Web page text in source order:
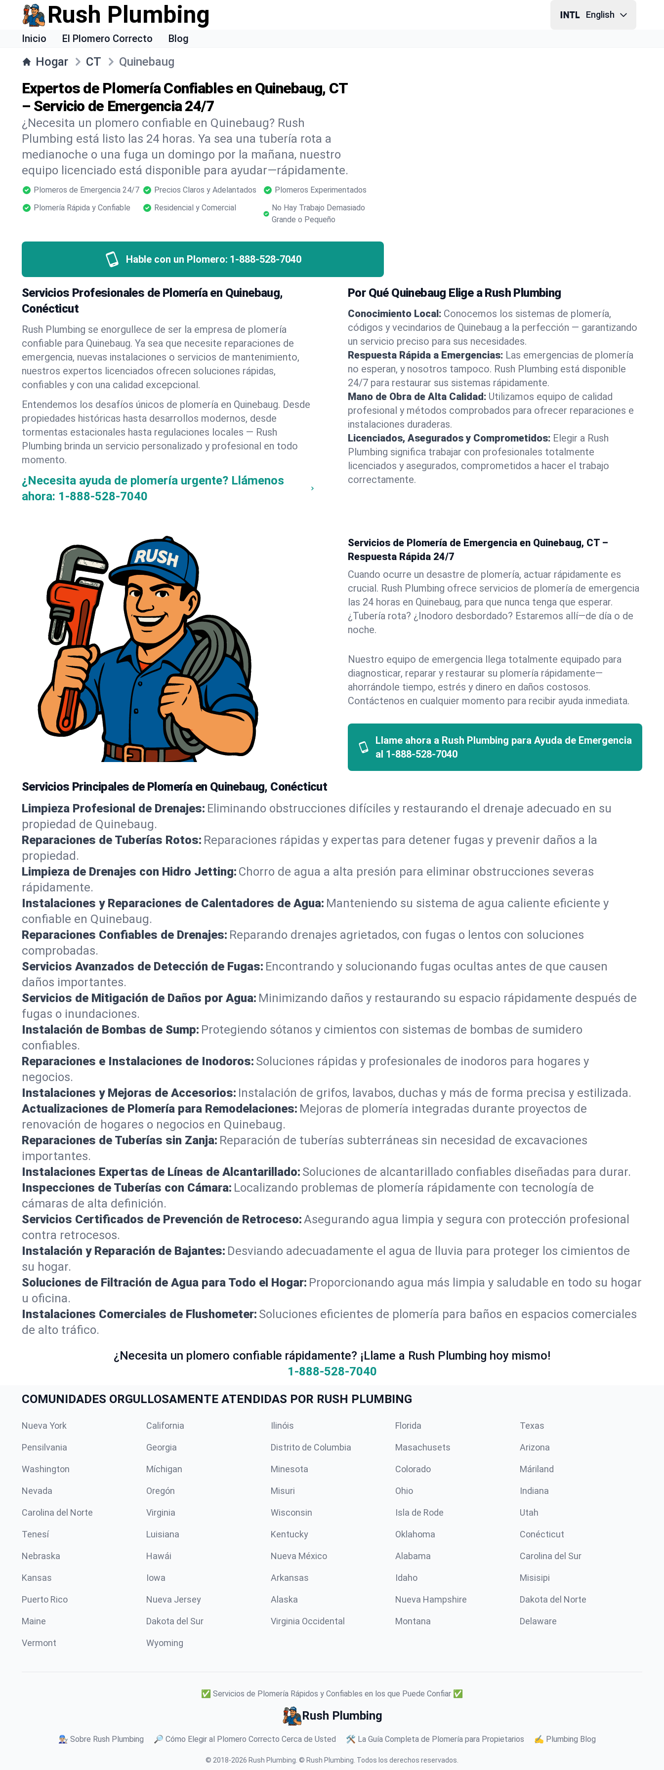
Rush Plumbing English
Inicio El Plomero Correcto Blog
Hogar CT Quinebaug
Expertos de Plomería Confiables en Quinebaug, CT
– Servicio de Emergencia 24/7
¿Necesita un plomero confiable en Quinebaug? Rush
Plumbing está listo las 24 horas. Ya sea una tubería rota a
medianoche o una fuga un domingo por la mañana, nuestro
equipo licenciado está disponible para ayudar—rápidamente.
Plomeros de Emergencia 24/7 Precios Claros y Adelantados
Plomeros Experimentados
Plomería Rápida y Confiable
Residencial y Comercial
No Hay Trabajo Demasiado
Grande o Pequeño
Hable con un Plomero: 1-888-528-7040
Servicios Profesionales de Plomería en Quinebaug,
Conécticut
Rush Plumbing se enorgullece de ser la empresa de plomería
confiable para Quinebaug. Ya sea que necesite reparaciones de
emergencia, nuevas instalaciones o servicios de mantenimiento,
nuestros expertos licenciados ofrecen soluciones rápidas,
confiables y con una calidad excepcional.
Entendemos los desafíos únicos de plomería en Quinebaug. Desde
propiedades históricas hasta desarrollos modernos, desde
tormentas estacionales hasta regulaciones locales — Rush
Plumbing brinda un servicio personalizado y profesional en todo
momento.
¿Necesita ayuda de plomería urgente? Llámenos
ahora: 1-888-528-7040
Por Qué Quinebaug Elige a Rush Plumbing
Conocimiento Local: Conocemos los sistemas de plomería,
códigos y vecindarios de Quinebaug a la perfección — garantizando
un servicio preciso para sus necesidades.
Respuesta Rápida a Emergencias: Las emergencias de plomería
no esperan, y nosotros tampoco. Rush Plumbing está disponible
24/7 para restaurar sus sistemas rápidamente.
Mano de Obra de Alta Calidad: Utilizamos equipo de calidad
profesional y métodos comprobados para ofrecer reparaciones e
instalaciones duraderas.
Licenciados, Asegurados y Comprometidos: Elegir a Rush
Plumbing significa trabajar con profesionales totalmente
licenciados y asegurados, comprometidos a hacer el trabajo
correctamente.
Servicios de Plomería de Emergencia en Quinebaug, CT –
Respuesta Rápida 24/7
Cuando ocurre un desastre de plomería, actuar rápidamente es
crucial. Rush Plumbing ofrece servicios de plomería de emergencia
las 24 horas en Quinebaug, para que nunca tenga que esperar.
¿Tubería rota? ¿Inodoro desbordado? Estaremos allí—de día o de
noche.
Nuestro equipo de emergencia llega totalmente equipado para
diagnosticar, reparar y restaurar su plomería rápidamente—
ahorrándole tiempo, estrés y dinero en daños costosos.
Contáctenos en cualquier momento para recibir ayuda inmediata.
Llame ahora a Rush Plumbing para Ayuda de Emergencia
al 1-888-528-7040
Servicios Principales de Plomería en Quinebaug, Conécticut
Limpieza Profesional de Drenajes: Eliminando obstrucciones difíciles y restaurando el drenaje adecuado en su
propiedad de Quinebaug.
Reparaciones de Tuberías Rotos: Reparaciones rápidas y expertas para detener fugas y prevenir daños a la
propiedad.
Limpieza de Drenajes con Hidro Jetting: Chorro de agua a alta presión para eliminar obstrucciones severas
rápidamente.
Instalaciones y Reparaciones de Calentadores de Agua: Manteniendo su sistema de agua caliente eficiente y
confiable en Quinebaug.
Reparaciones Confiables de Drenajes: Reparando drenajes agrietados, con fugas o lentos con soluciones
comprobadas.
Servicios Avanzados de Detección de Fugas: Encontrando y solucionando fugas ocultas antes de que causen
daños importantes.
Servicios de Mitigación de Daños por Agua: Minimizando daños y restaurando su espacio rápidamente después de
fugas o inundaciones.
Instalación de Bombas de Sump: Protegiendo sótanos y cimientos con sistemas de bombas de sumidero
confiables.
Reparaciones e Instalaciones de Inodoros: Soluciones rápidas y profesionales de inodoros para hogares y
negocios.
Instalaciones y Mejoras de Accesorios: Instalación de grifos, lavabos, duchas y más de forma precisa y estilizada.
Actualizaciones de Plomería para Remodelaciones: Mejoras de plomería integradas durante proyectos de
renovación de hogares o negocios en Quinebaug.
Reparaciones de Tuberías sin Zanja: Reparación de tuberías subterráneas sin necesidad de excavaciones
importantes.
Instalaciones Expertas de Líneas de Alcantarillado: Soluciones de alcantarillado confiables diseñadas para durar.
Inspecciones de Tuberías con Cámara: Localizando problemas de plomería rápidamente con tecnología de
cámaras de alta definición.
Servicios Certificados de Prevención de Retroceso:Asegurando agua limpia y segura con protección profesional
contra retrocesos.
Instalación y Reparación de Bajantes: Desviando adecuadamente el agua de lluvia para proteger los cimientos de
su hogar.
Soluciones de Filtración de Agua para Todo el Hogar: Proporcionando agua más limpia y saludable en todo su hogar
u oficina.
Instalaciones Comerciales de Flushometer: Soluciones eficientes de plomería para baños en espacios comerciales
de alto tráfico.
¿Necesita un plomero confiable rápidamente? ¡Llame a Rush Plumbing hoy mismo!
1-888-528-7040
COMUNIDADES ORGULLOSAMENTE ATENDIDAS POR RUSH PLUMBING
Nueva York California Ilinóis Florida Texas
Pensilvania Georgia Distrito de Columbia Masachusets Arizona
Washington Míchigan Minesota Colorado Máriland
Nevada Oregón Misuri Ohio Indiana
Carolina del Norte Virginia Wisconsin Isla de Rode Utah
Tenesí Luisiana Kentucky Oklahoma Conécticut
Nebraska Hawái Nueva México Alabama Carolina del Sur
Kansas Iowa Arkansas Idaho Misisipi
Puerto Rico Nueva Jersey Alaska Nueva Hampshire Dakota del Norte
Maine Dakota del Sur Virginia Occidental Montana Delaware
Vermont Wyoming
✅ Servicios de Plomería Rápidos y Confiables en los que Puede Confiar ✅
Rush Plumbing
👨🏼‍🔧 Sobre Rush Plumbing 🔎 Cómo Elegir al Plomero Correcto Cerca de Usted 🛠️ La Guía Completa de Plomería para Propietarios ✍️ Plumbing Blog
© 2018-2026 Rush Plumbing © Rush Plumbing. Todos los derechos reservados.